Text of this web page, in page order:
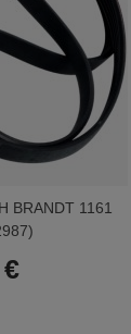
BRANDT 1161